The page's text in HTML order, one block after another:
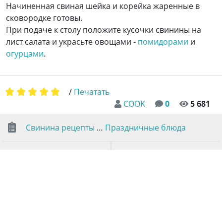
Начиненная свиная шейка и корейка жаренные в
сковородке готовы.
При подаче к столу положите кусочки свинины на
лист салата и украсьте овощами - помидорами и
огурцами.
COOK 0 5 681
/ Печатать
Свинина рецепты … Праздничные блюда